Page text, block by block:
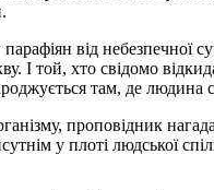
від небезпечної
І той, хто свідомо
там, де
проповідник
у плоті людської